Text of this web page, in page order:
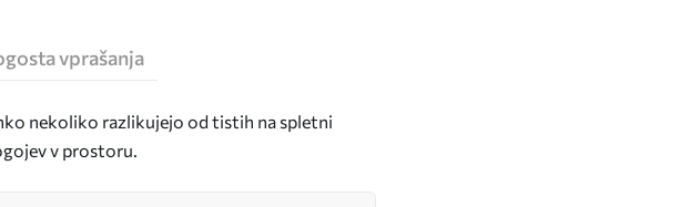
vprašanja
nekoliko razlikujejo od tistih na spletni
v prostoru.